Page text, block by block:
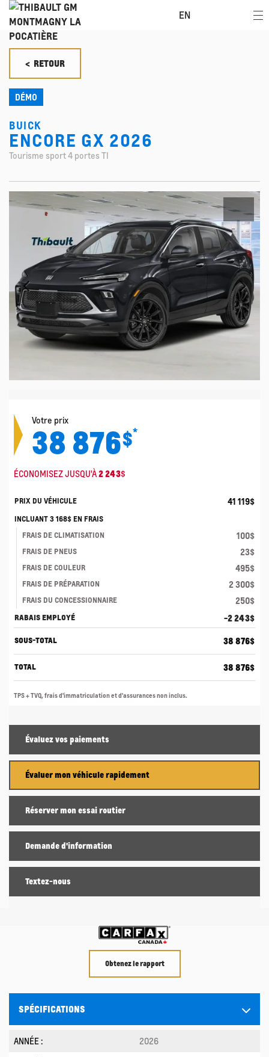
EN
< RETOUR
DÉMO
BUICK
ENCORE GX 2026
Tourisme sport 4 portes TI
Obtenez le rapport
SPÉCIFICATIONS
ANNÉE : 2026
Votre prix
38 876$*
ÉCONOMISEZ JUSQU'À2 243$
PRIX DU VÉHICULE 41 119$
INCLUANT 3 168$ EN FRAIS
FRAIS DE CLIMATISATION
100$
FRAIS DE PNEUS 23$
FRAIS DE COULEUR 495$
FRAIS DE PRÉPARATION 2 300$
FRAIS DU CONCESSIONNAIRE 250$
RABAIS EMPLOYÉ -2 243$
SOUS-TOTAL 38 876$
TOTAL 38 876$
TPS + TVQ, frais d'immatriculation et d'assurances non inclus.
Évaluez vos paiements
Évaluer mon véhicule rapidement
Réserver mon essai routier
Demande d'information
Textez-nous